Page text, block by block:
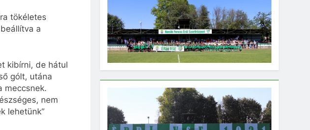
tökéletes
a
kibírni, de hátul
gólt, utána
meccsnek.
nem
lehetünk”